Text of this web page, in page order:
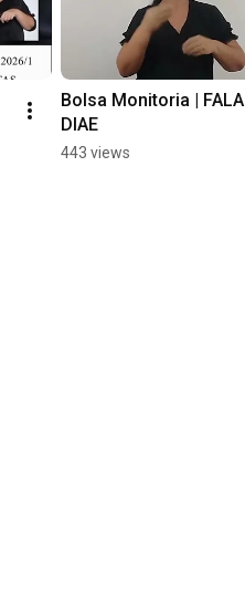
Bolsa Monitoria | FALA
DIAE
443 views